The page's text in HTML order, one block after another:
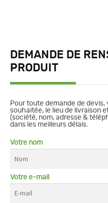
DEMANDE DE
PRODUIT
Pour toute demande de
souhaitée, le lieu de livraison
(société, nom, adresse &
dans les meilleurs délais.
Votre nom
Votre e-mail